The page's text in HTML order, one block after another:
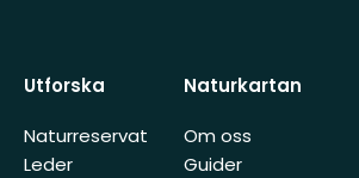
Utforska
Naturreservat
Leder
Naturkartan
Om oss
Guider